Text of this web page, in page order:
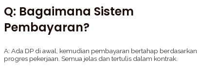
Q: Bagaimana Sistem
Pembayaran?
A: Ada DP di awal, kemudian pembayaran bertahap berdasarkan
progres pekerjaan. Semua jelas dan tertulis dalam kontrak.